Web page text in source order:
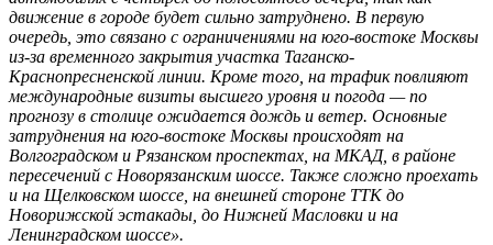
движение в городе будет сильно затруднено. В первую
очередь, это связано с ограничениями на юго-востоке Москвы
из-за временного закрытия участка Таганско-
Краснопресненской линии. Кроме того, на трафик повлияют
международные визиты высшего уровня и погода — по
прогнозу в столице ожидается дождь и ветер. Основные
затруднения на юго-востоке Москвы происходят на
Волгоградском и Рязанском проспектах, на МКАД, в районе
пересечений с Новорязанским шоссе. Также сложно проехать
и на Щелковском шоссе, на внешней стороне ТТК до
Новорижской эстакады, до Нижней Масловки и на
Ленинградском шоссе».